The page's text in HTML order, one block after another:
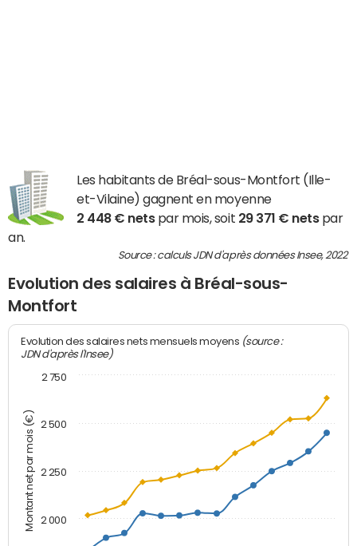
Les habitants de Bréal-sous-Montfort (Ille-
et-Vilaine) gagnent en moyenne
2 448 € netspar mois, soit 29 371 € netspar
an.
Source : calculs JDN d'après données Insee, 2022
Evolution des salaires à Bréal-sous-
Montfort
Montant net par mois (€)
Evolution des salaires nets mensuels moyens (source :
JDN d'après l'Insee)
2 000
2 250
2 500
2 750